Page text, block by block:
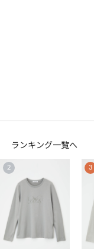
ランキング一覧へ
2 3